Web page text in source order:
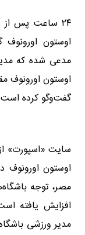
۲۴ ساعت پس از
اوستون اورونوف
مدعی شده که
اوستون اورونوف
گفت‌وگو کرده
سایت «اسپورت»
اوستون اورونوف
مصر، توجه
افزایش یافته
مدیر ورزشی